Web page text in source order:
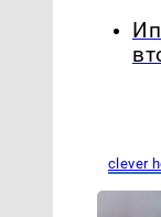
clever